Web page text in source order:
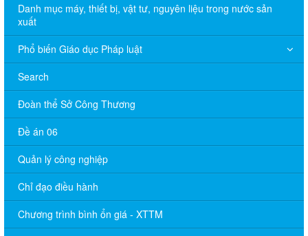
Danh mục máy, thiết bị, vật tư, nguyên liệu trong nước sản
xuất
Phổ biến Giáo dục Pháp luật
Search
Đoàn thể Sở Công Thương
Đề án 06
Quản lý công nghiệp
Chỉ đạo điều hành
Chương trình bình ổn giá - XTTM